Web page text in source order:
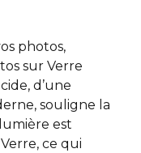
photos,
sur Verre
d’une
souligne la
est
ce qui